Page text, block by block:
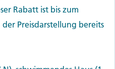
Rabatt ist bis zum
Preisdarstellung bereits